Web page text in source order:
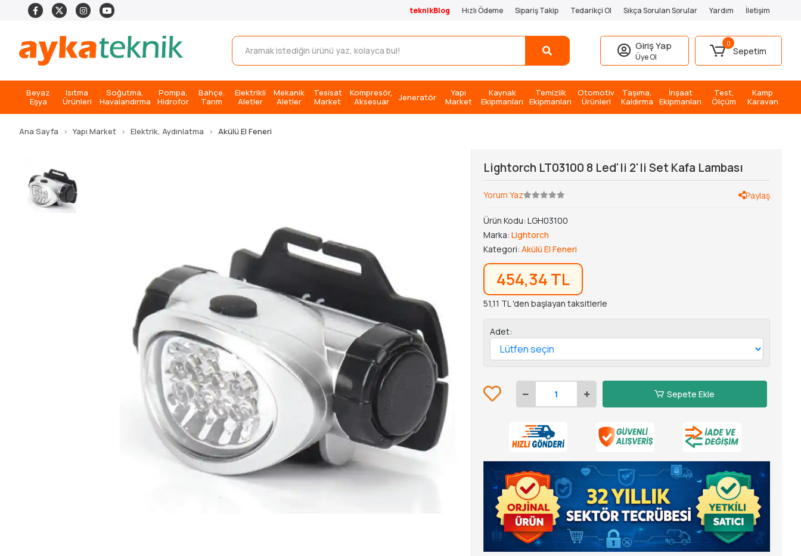
teknikBlog Hızlı Ödeme Sipariş Takip Tedarikçi Ol Sıkça Sorulan Sorular Yardım İletişim
Giriş Yap
Üye Ol
0
Sepetim
Beyaz
Eşya
Isıtma
Ürünleri
Soğutma,
Havalandırma
Pompa,
Hidrofor
Bahçe,
Tarım
Elektrikli
Aletler
Mekanik
Aletler
Tesisat
Market
Kompresör,
Aksesuar
Jeneratör
Yapı
Market
Kaynak
Ekipmanları
Temizlik
Ekipmanları
Otomotiv
Ürünleri
Taşıma,
Kaldırma
İnşaat
Ekipmanları
Test,
Ölçüm
Kamp
Karavan
Ana Sayfa Yapı Market Elektrik, Aydınlatma Akülü El Feneri
Lightorch LT03100 8 Led'li 2'li Set Kafa Lambası
Yorum Yaz Paylaş
Ürün Kodu:LGH03100
Marka:Lightorch
Kategori:Akülü El Feneri
454,34 TL
51,11 TL 'den başlayan taksitlerle
Adet:
Sepete Ekle